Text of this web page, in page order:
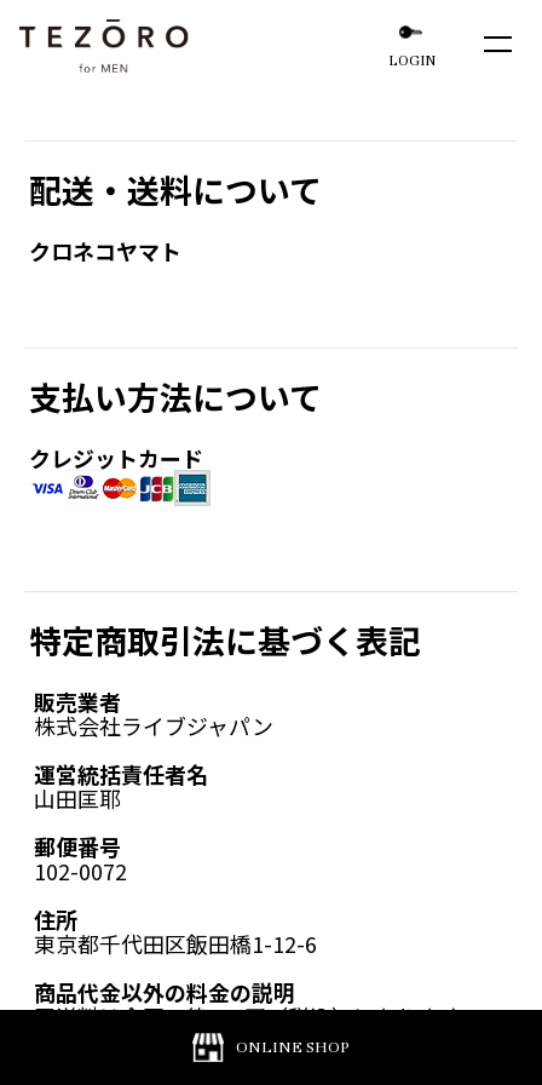
LOGIN
配送・送料について
クロネコヤマト
支払い方法について
クレジットカード
特定商取引法に基づく表記
販売業者
株式会社ライブジャパン
運営統括責任者名
山田匡耶
郵便番号
102-0072
住所
東京都千代田区飯田橋1-12-6
商品代金以外の料金の説明
■送料は全国一律660円（税込）になります。
※沖縄・離島に関しては1,320円（税込）となり
ONLINE SHOP